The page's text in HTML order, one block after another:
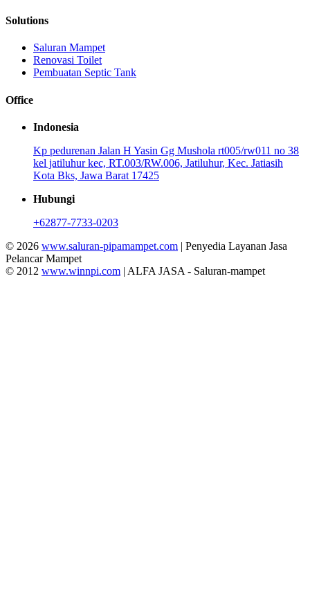
Solutions
Saluran Mampet
Renovasi Toilet
Pembuatan Septic Tank
Office
Indonesia
Kp pedurenan Jalan H Yasin Gg Mushola rt005/rw011 no 38
kel jatiluhur kec, RT.003/RW.006, Jatiluhur, Kec. Jatiasih
Kota Bks, Jawa Barat 17425
Hubungi
+62877-7733-0203
© 2026 www.saluran-pipamampet.com | Penyedia Layanan Jasa
Pelancar Mampet
© 2012 www.winnpi.com | ALFA JASA - Saluran-mampet